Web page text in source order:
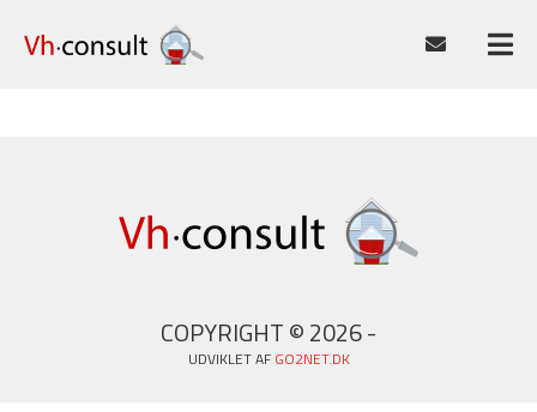
COPYRIGHT © 2026 -
UDVIKLET AF GO2NET.DK